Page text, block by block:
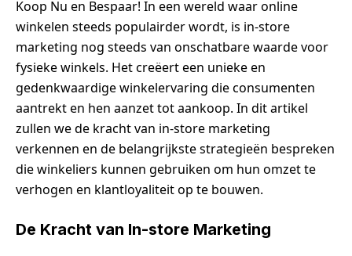
Koop Nu en Bespaar! In een wereld waar online
winkelen steeds populairder wordt, is in-store
marketing nog steeds van onschatbare waarde voor
fysieke winkels. Het creëert een unieke en
gedenkwaardige winkelervaring die consumenten
aantrekt en hen aanzet tot aankoop. In dit artikel
zullen we de kracht van in-store marketing
verkennen en de belangrijkste strategieën bespreken
die winkeliers kunnen gebruiken om hun omzet te
verhogen en klantloyaliteit op te bouwen.
De Kracht van In-store Marketing